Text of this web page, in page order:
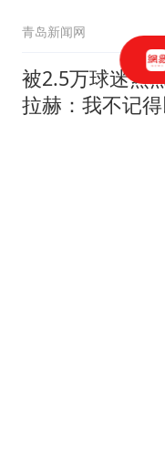
青岛新闻网
被2.5万球迷热
拉赫：我不记